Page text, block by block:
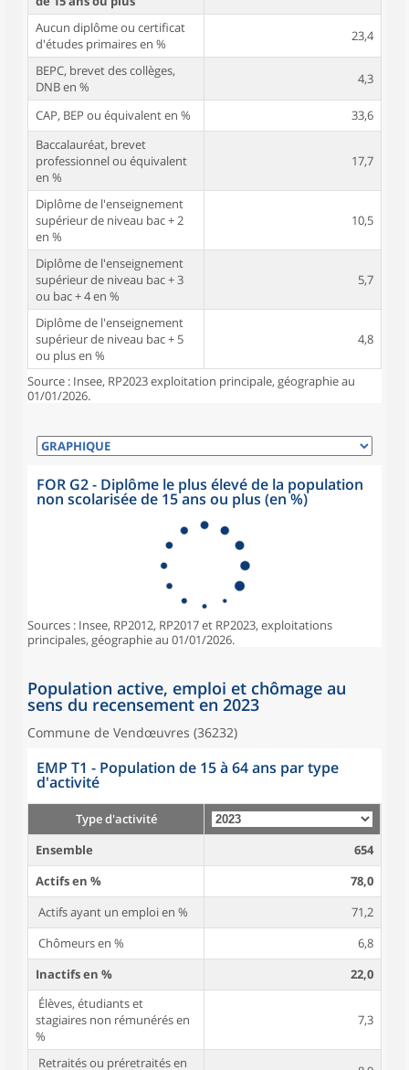
Aucun diplôme ou certificat
d'études primaires en %
23,4
BEPC, brevet des collèges,
DNB en %
4,3
CAP, BEP ou équivalent en %
33,6
Baccalauréat, brevet
professionnel ou équivalent
en %
17,7
Diplôme de l'enseignement
supérieur de niveau bac + 2
en %
10,5
Diplôme de l'enseignement
supérieur de niveau bac + 3
ou bac + 4 en %
5,7
Diplôme de l'enseignement
supérieur de niveau bac + 5
ou plus en %
4,8
Source : Insee, RP2023 exploitation principale, géographie au
01/01/2026.
FOR G2 - Diplôme le plus élevé de la population
non scolarisée de 15 ans ou plus (en %)
Sources : Insee, RP2012, RP2017 et RP2023, exploitations
principales, géographie au 01/01/2026.
Population active, emploi et chômage au
sens du recensement en 2023
Commune de Vendœuvres (36232)
EMP T1 - Population de 15 à 64 ans par type
d'activité
Type d'activité
Ensemble
654
Actifs en %
78,0
Actifs ayant un emploi en %
71,2
Chômeurs en %
6,8
Inactifs en %
22,0
Élèves, étudiants et
stagiaires non rémunérés en
%
7,3
Retraités ou préretraités en